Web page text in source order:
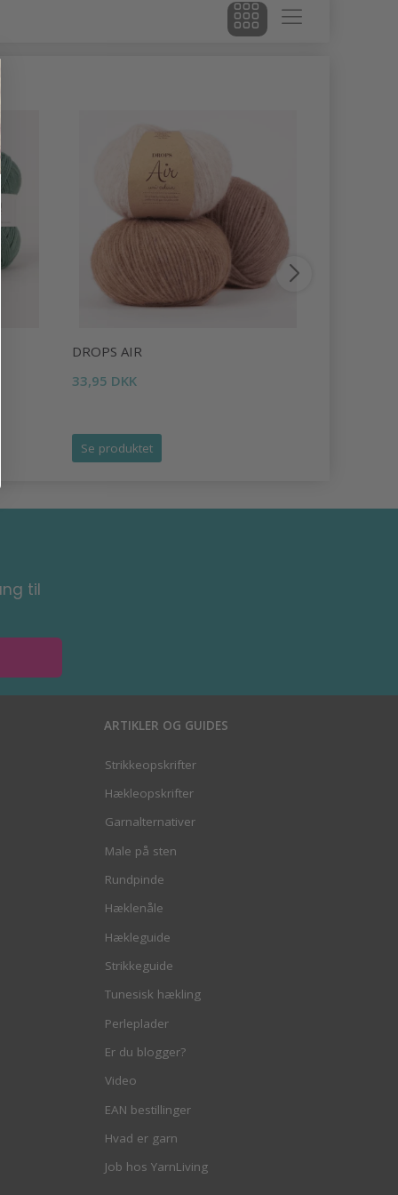
DROPS AIR
33,95 DKK
Se produktet
til
ARTIKLER OG GUIDES
Strikkeopskrifter
Hækleopskrifter
Garnalternativer
Male på sten
Rundpinde
Hæklenåle
Hækleguide
Strikkeguide
Tunesisk hækling
Perleplader
Er du blogger?
Video
EAN bestillinger
Hvad er garn
Job hos YarnLiving